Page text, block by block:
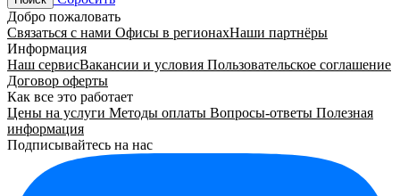
Добро пожаловать
Связаться с нами Офисы в регионахНаши партнёры
Информация
Наш сервисВакансии и условия Пользовательское соглашение
Договор оферты
Как все это работает
Цены на услуги Методы оплаты Вопросы-ответы Полезная
информация
Подписывайтесь на нас